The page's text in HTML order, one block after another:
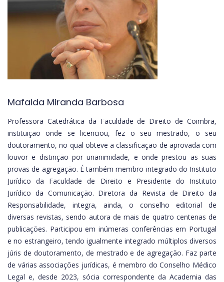
Mafalda Miranda Barbosa
Professora Catedrática da Faculdade de Direito de Coimbra,
instituição onde se licenciou, fez o seu mestrado, o seu
doutoramento, no qual obteve a classificação de aprovada com
louvor e distinção por unanimidade, e onde prestou as suas
provas de agregação. É também membro integrado do Instituto
Jurídico da Faculdade de Direito e Presidente do Instituto
Jurídico da Comunicação. Diretora da Revista de Direito da
Responsabilidade, integra, ainda, o conselho editorial de
diversas revistas, sendo autora de mais de quatro centenas de
publicações. Participou em inúmeras conferências em Portugal
e no estrangeiro, tendo igualmente integrado múltiplos diversos
júris de doutoramento, de mestrado e de agregação. Faz parte
de várias associações jurídicas, é membro do Conselho Médico
Legal e, desde 2023, sócia correspondente da Academia das